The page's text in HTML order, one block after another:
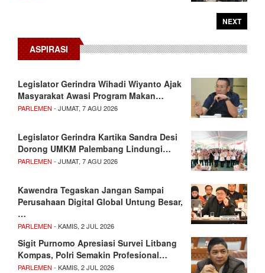
NEXT
ASPIRASI
Legislator Gerindra Wihadi Wiyanto Ajak
Masyarakat Awasi Program Makan…
PARLEMEN - JUMAT, 7 AGU 2026
Legislator Gerindra Kartika Sandra Desi
Dorong UMKM Palembang Lindungi…
PARLEMEN - JUMAT, 7 AGU 2026
Kawendra Tegaskan Jangan Sampai
Perusahaan Digital Global Untung Besar,
…
PARLEMEN - KAMIS, 2 JUL 2026
Sigit Purnomo Apresiasi Survei Litbang
Kompas, Polri Semakin Profesional…
PARLEMEN - KAMIS, 2 JUL 2026